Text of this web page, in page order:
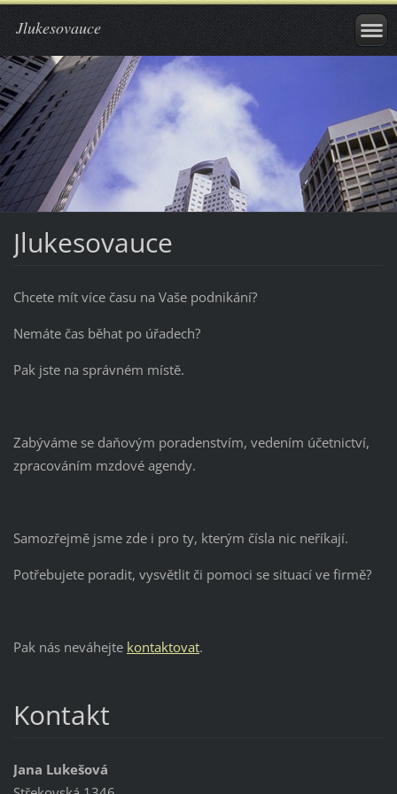
Jlukesovauce
Jlukesovauce
Chcete mít více času na Vaše podnikání?
Nemáte čas běhat po úřadech?
Pak jste na správném místě.
Zabýváme se daňovým poradenstvím, vedením účetnictví,
zpracováním mzdové agendy.
Samozřejmě jsme zde i pro ty, kterým čísla nic neříkají.
Potřebujete poradit, vysvětlit či pomoci se situací ve firmě?
Pak nás neváhejte kontaktovat.
Kontakt
Jana Lukešová